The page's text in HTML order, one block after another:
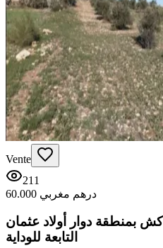
Vente
211
60.000 درهم مغربي
بمنطقة دوار أولاد عثمان
التابعة للوداية